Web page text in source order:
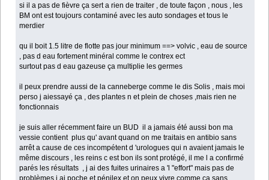
si il a pas de fièvre ça sert a rien de traiter , de toute façon , nous , les
BM ont est toujours contaminé avec les auto sondages et tous le
merdier
qu il boit 1.5 litre de flotte pas jour minimum ==> volvic , eau de source
, pas d eau fortement minéral comme le contrex ect
surtout pas d eau gazeuse ça multiplie les germes
il peux prendre aussi de la canneberge comme le dis Solis , mais moi
perso j aiessayé ça , des plantes n et plein de choses ,mais rien ne
fonctionnais
je suis aller récemment faire un BUD il a jamais été aussi bon ma
vessie contient plus qu' avant quand on me traitais en antibio sans
arrêt a cause de ces incompétent d 'urologues qui n avaient jamais le
même discours , les reins c est bon ils sont protégé, il me l a confirmé
parés les résultats , j ai des fuites urinaires a 'l "effort" mais pas de
problèmes j ai poche et pénilex et on peux vivre comme ça sans